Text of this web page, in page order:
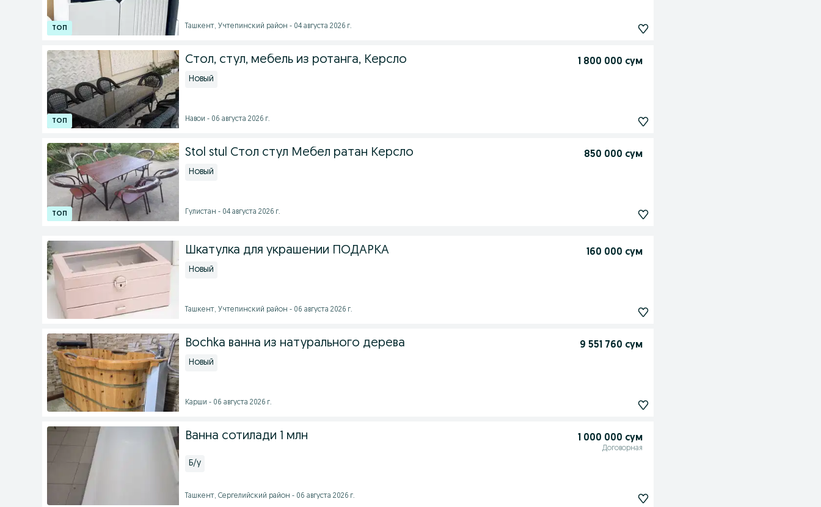
Ташкент, Учтепинский район - 04 августа 2026 г.
Стол, стул, мебель из ротанга, Керсло 1 800 000 сум
Новый
Навои - 06 августа 2026 г.
Stol stul Стол стул Мебел ратан Керсло 850 000 сум
Новый
Гулистан - 04 августа 2026 г.
Шкатулка для украшении ПОДАРКА 160 000 сум
Новый
Ташкент, Учтепинский район - 06 августа 2026 г.
Bochka ванна из натурального дерева 9 551 760 сум
Новый
Карши - 06 августа 2026 г.
Ванна сотилади 1 млн 1 000 000 сум
Договорная
Б/у
Ташкент, Сергелийский район - 06 августа 2026 г.